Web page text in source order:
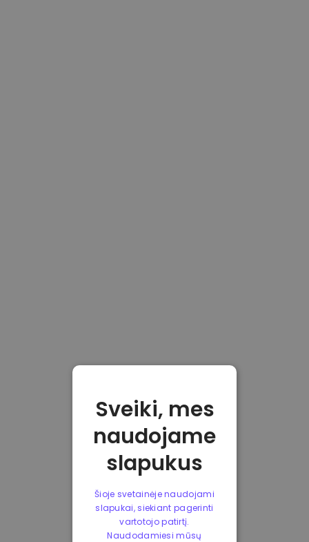
Sveiki, mes
naudojame
slapukus
Šioje svetainėje naudojami
slapukai, siekiant pagerinti
vartotojo patirtį.
Naudodamiesi mūsų